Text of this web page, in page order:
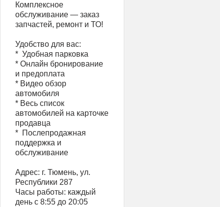
Комплексное
обслуживание — заказ
запчастей, ремонт и ТО!
Удобство для вас:
* ️ Удобная парковка
* Онлайн бронирование
и предоплата
* Видео обзор
автомобиля
* Весь список
автомобилей на карточке
продавца
* ️ Послепродажная
поддержка и
обслуживание
Адрес: г. Тюмень, ул.
Республики 287
Часы работы: каждый
день с 8:55 до 20:05